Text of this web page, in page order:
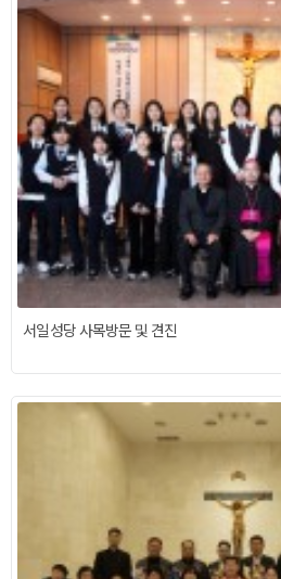
서일성당 사목방문 및 견진